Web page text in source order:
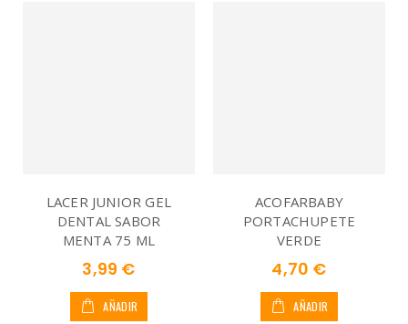
LACER JUNIOR GEL
DENTAL SABOR
MENTA 75 ML
3,99 €
AÑADIR
ACOFARBABY
PORTACHUPETE
VERDE
4,70 €
AÑADIR